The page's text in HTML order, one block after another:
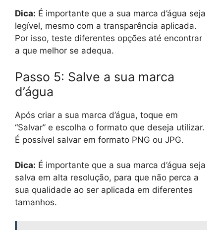
Dica: É importante que a sua marca d’água seja
legível, mesmo com a transparência aplicada.
Por isso, teste diferentes opções até encontrar
a que melhor se adequa.
Passo 5: Salve a sua marca
d’água
Após criar a sua marca d’água, toque em
“Salvar” e escolha o formato que deseja utilizar.
É possível salvar em formato PNG ou JPG.
Dica: É importante que a sua marca d’água seja
salva em alta resolução, para que não perca a
sua qualidade ao ser aplicada em diferentes
tamanhos.